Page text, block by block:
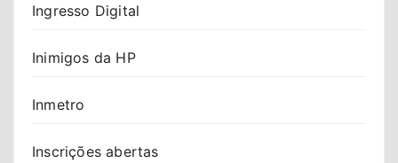
Ingresso Digital
Inimigos da HP
Inmetro
Inscrições abertas